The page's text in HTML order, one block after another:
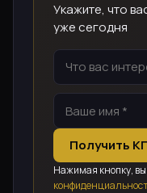
Укажите, что
уже сегодня
Получить
Нажимая кнопку,